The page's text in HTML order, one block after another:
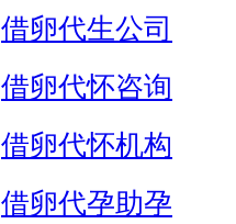
借卵代生公司
借卵代怀咨询
借卵代怀机构
借卵代孕助孕